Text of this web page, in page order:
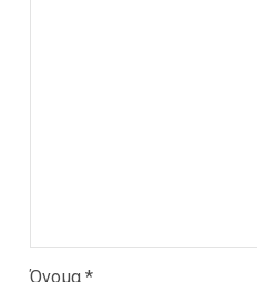
Όνομα *